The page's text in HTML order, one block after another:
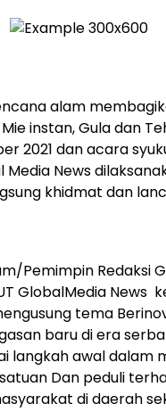
alam
instan, Gula dan
2021 dan acara
News
khidmat dan
Pemimpin Redaksi
GlobalMedia News
tema
baru di era
langkah awal dalam
Dan peduli
di daerah